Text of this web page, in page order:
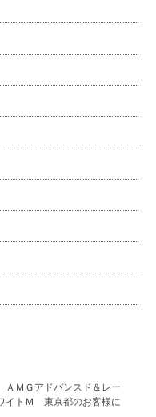
ＭＧアドバンスド＆レー
イトＭ 東京都のお客様に